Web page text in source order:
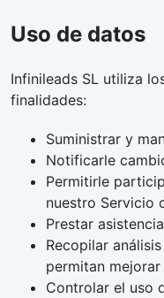
Uso de datos
Infinileads SL utiliza
finalidades:
Suministrar y
Notificarle
Permitirle
nuestro Servicio
Prestar
Recopilar
permitan
Controlar el uso